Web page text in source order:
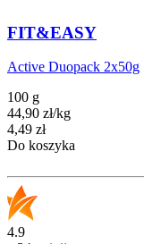
FIT&EASY
Active Duopack 2x50g
100 g
44,90 zł/kg
Cena
4,49 zł
Do koszyka
4.9